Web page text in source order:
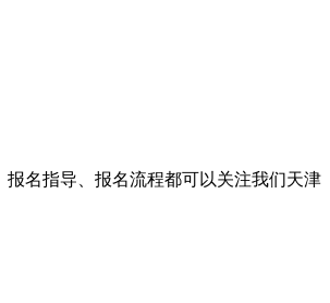
名指导、报名流程都可以关注我们天津